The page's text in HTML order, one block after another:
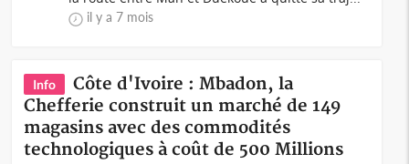
il y a 7 mois
Info
Côte d'Ivoire : Mbadon, la
Chefferie construit un marché de 149
magasins avec des commodités
technologiques à coût de 500 Millions